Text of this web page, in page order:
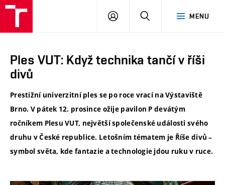
MENU
PŘIHLÁSIT
Ples VUT: Když technika tančí v říši
divů
Prestižní univerzitní ples se po roce vrací na Výstaviště
Brno. V pátek 12. prosince ožije pavilon P devátým
ročníkem Plesu VUT, největší společenské události svého
druhu v České republice. Letošním tématem je Říše divů –
symbol světa, kde fantazie a technologie jdou ruku v ruce.